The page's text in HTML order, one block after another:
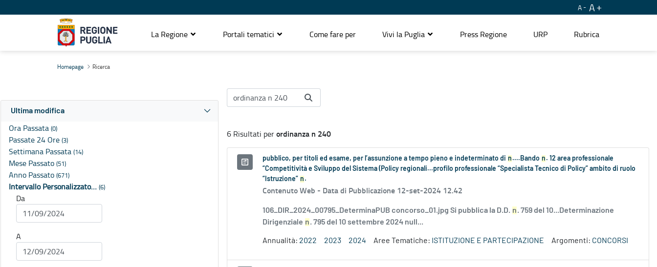
A A
La Regione Portali tematici Come fare per Vivi la Puglia Press Regione URP Rubrica
Homepage Ricerca
Ultima modifica
Ora Passata (0)
Passate 24 Ore (3)
Settimana Passata (14)
Mese Passato (51)
Anno Passato (671)
Intervallo Personalizzato… (6)
Da
A
6 Risultati perordinanza n 240
pubblico, per titoli ed esame, per l’assunzione a tempo pieno e indeterminato di n ....Bando n . 12 area professionale
“Competitività e Sviluppo del Sistema (Policy regionali...profilo professionale “Specialista Tecnico di Policy” ambito di ruolo
“Istruzione” n .
Contenuto Web - Data di Pubblicazione 12-set-2024 12.42
106_DIR_2024_00795_DeterminaPUB concorso_01.jpg Si pubblica la D.D. n. 759 del 10...Determinazione
Dirigenziale n. 795 del 10 settembre 2024 null...
Annualità: 2022 2023 2024 Aree Tematiche: ISTITUZIONE E PARTECIPAZIONE Argomenti: CONCORSI